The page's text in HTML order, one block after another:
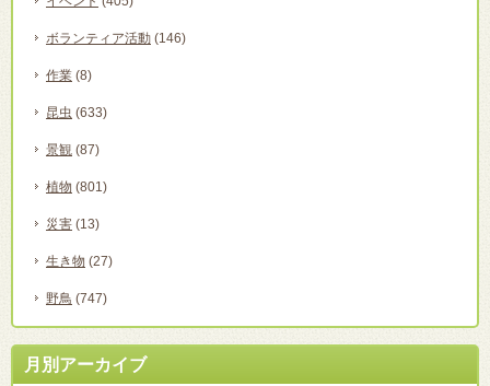
ボランティア活動 (146)
作業 (8)
昆虫 (633)
景観 (87)
植物 (801)
災害 (13)
生き物 (27)
野鳥 (747)
月別アーカイブ